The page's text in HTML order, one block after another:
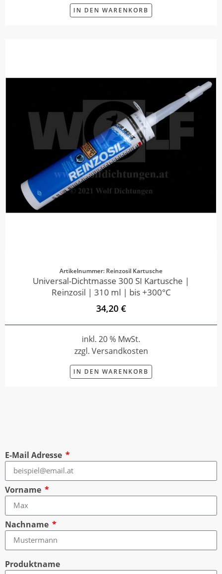
IN DEN WARENKORB
Artikelnummer: Reinzosil Kartusche
Universal-Dichtmasse 300 SI Kartusche |
Reinzosil | 310 ml | bis +300°C
34,20 €
inkl. 20 % MwSt.
zzgl. Versandkosten
IN DEN WARENKORB
E-Mail Adresse
Vorname
Nachname
Produktname